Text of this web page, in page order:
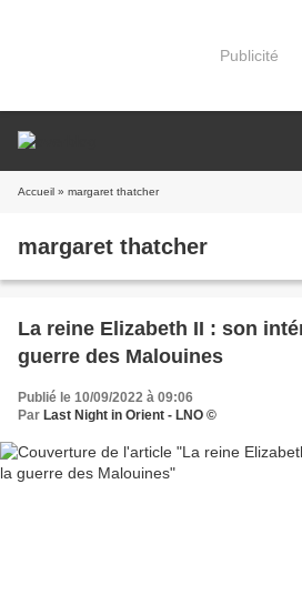
Publicité
Accueil » margaret thatcher
margaret thatcher
La reine Elizabeth II : son
guerre des Malouines
Publié le 10/09/2022 à 09:06
Par Last Night in Orient - LNO ©